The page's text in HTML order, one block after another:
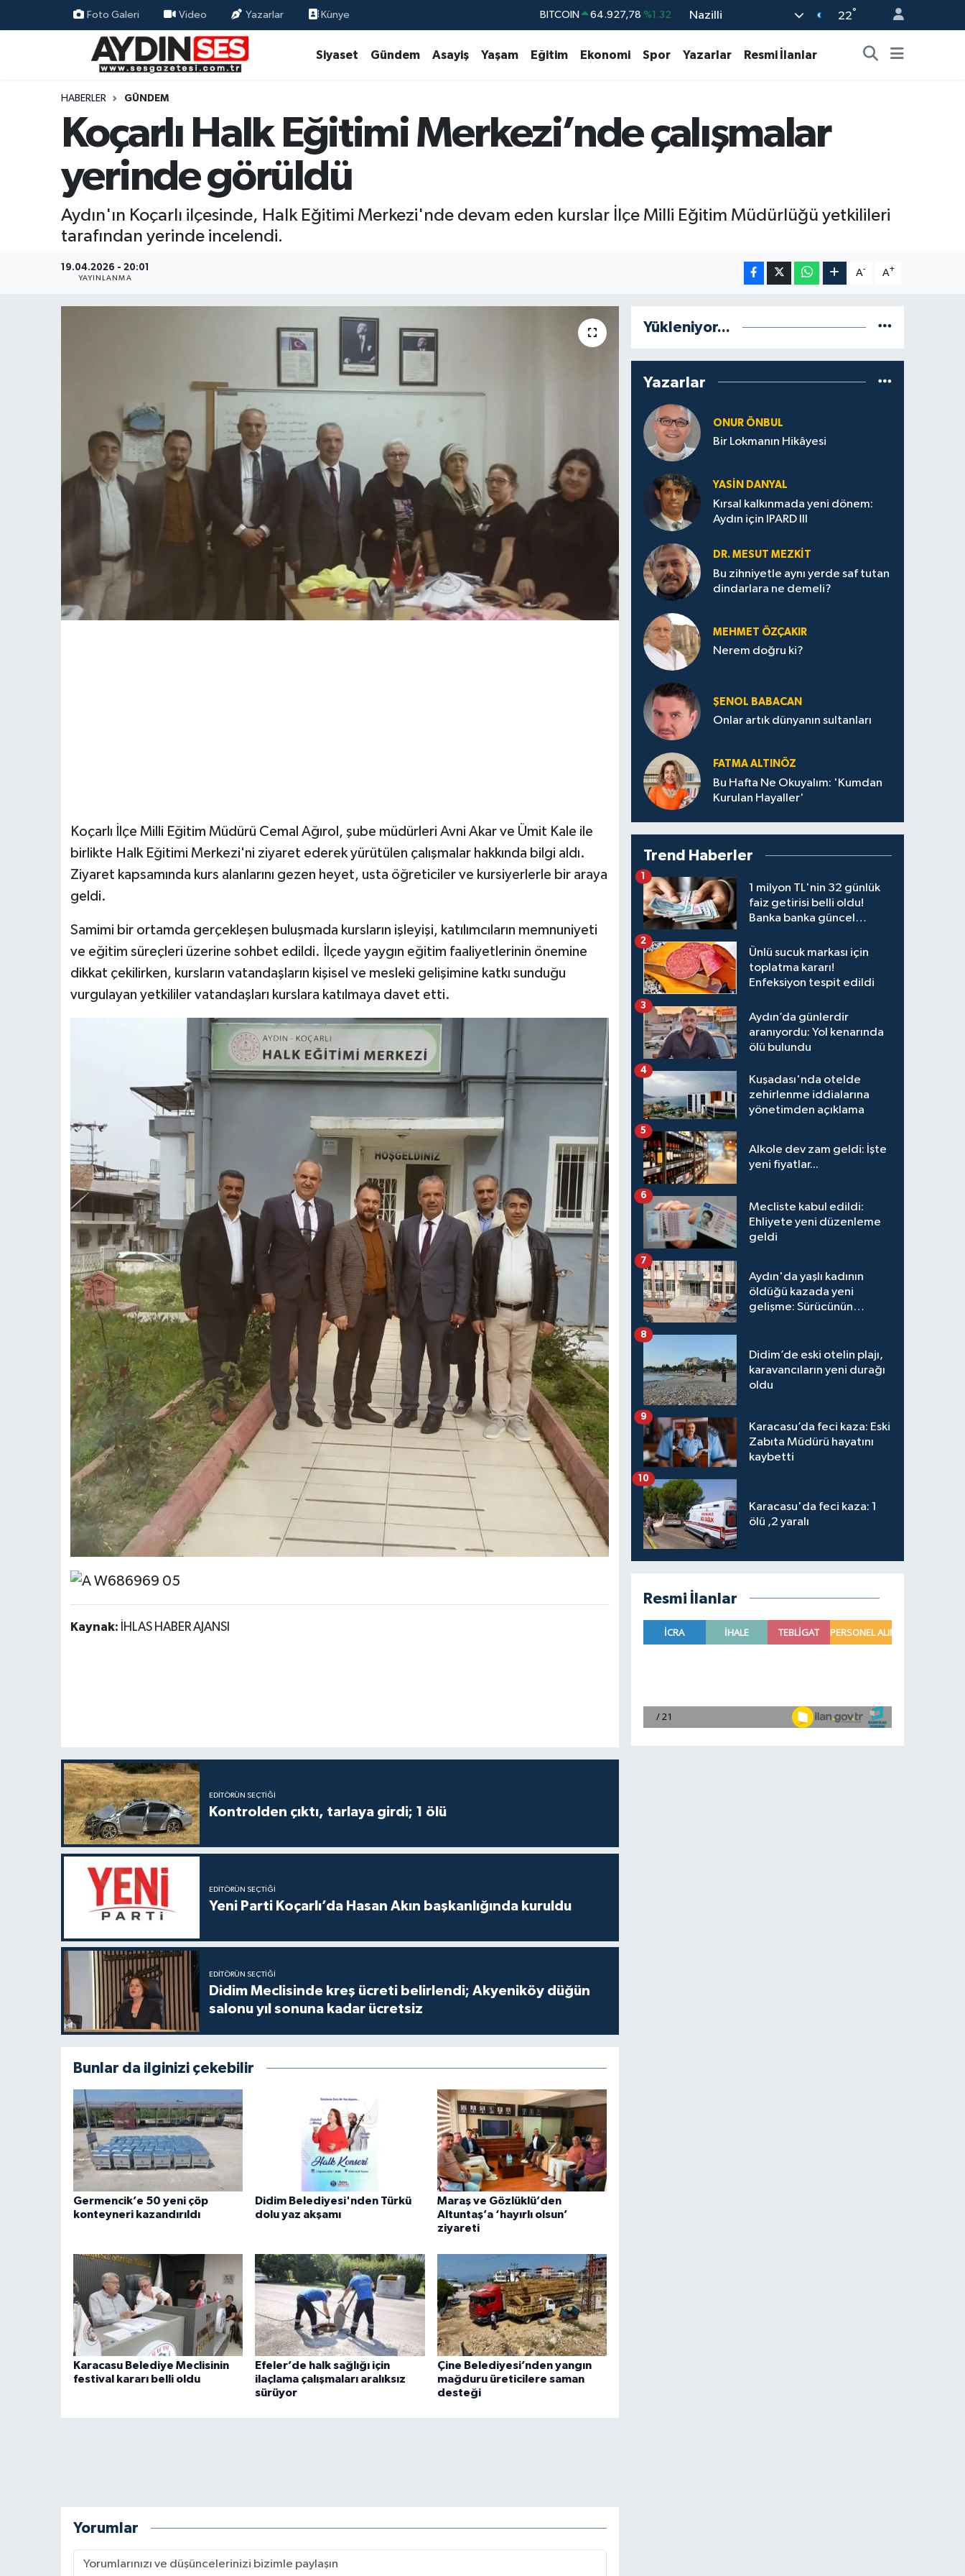
Foto Galeri Video Yazarlar Künye
EURO 55,0398 %-0.02
BİST100 13.703 %11
Nazilli 22°
Siyaset Gündem Asayiş Yaşam Eğitim Ekonomi Spor Yazarlar Resmi İlanlar
HABERLER GÜNDEM
Koçarlı Halk Eğitimi Merkezi’nde çalışmalar
yerinde görüldü
Aydın'ın Koçarlı ilçesinde, Halk Eğitimi Merkezi'nde devam eden kurslar İlçe Milli Eğitim Müdürlüğü yetkilileri
tarafından yerinde incelendi.
19.04.2026 - 20:01
YAYINLANMA
A- A+
Koçarlı İlçe Milli Eğitim Müdürü Cemal Ağırol, şube müdürleri Avni Akar ve Ümit Kale ile
birlikte Halk Eğitimi Merkezi'ni ziyaret ederek yürütülen çalışmalar hakkında bilgi aldı.
Ziyaret kapsamında kurs alanlarını gezen heyet, usta öğreticiler ve kursiyerlerle bir araya
geldi.
Samimi bir ortamda gerçekleşen buluşmada kursların işleyişi, katılımcıların memnuniyeti
ve eğitim süreçleri üzerine sohbet edildi. İlçede yaygın eğitim faaliyetlerinin önemine
dikkat çekilirken, kursların vatandaşların kişisel ve mesleki gelişimine katkı sunduğu
vurgulayan yetkililer vatandaşları kurslara katılmaya davet etti.
Kaynak: İHLAS HABER AJANSI
EDITÖRÜN SEÇTIĞI
Kontrolden çıktı, tarlaya girdi; 1 ölü
EDITÖRÜN SEÇTIĞI
Yeni Parti Koçarlı’da Hasan Akın başkanlığında kuruldu
EDITÖRÜN SEÇTIĞI
Didim Meclisinde kreş ücreti belirlendi; Akyeniköy düğün
salonu yıl sonuna kadar ücretsiz
Bunlar da ilginizi çekebilir
Germencik’e 50 yeni çöp
konteyneri kazandırıldı
Didim Belediyesi'nden Türkü
dolu yaz akşamı
Maraş ve Gözlüklü’den
Altuntaş’a ‘hayırlı olsun’
ziyareti
Karacasu Belediye Meclisinin
festival kararı belli oldu
Efeler’de halk sağlığı için
ilaçlama çalışmaları aralıksız
sürüyor
Çine Belediyesi’nden yangın
mağduru üreticilere saman
desteği
Yorumlar
Yükleniyor...
Yazarlar
ONUR ÖNBUL
Bir Lokmanın Hikâyesi
YASIN DANYAL
Kırsal kalkınmada yeni dönem:
Aydın için IPARD III
DR. MESUT MEZKIT
Bu zihniyetle aynı yerde saf tutan
dindarlara ne demeli?
MEHMET ÖZÇAKIR
Nerem doğru ki?
ŞENOL BABACAN
Onlar artık dünyanın sultanları
FATMA ALTINÖZ
Bu Hafta Ne Okuyalım: 'Kumdan
Kurulan Hayaller'
Trend Haberler
1 milyon TL'nin 32 günlük
faiz getirisi belli oldu!
Banka banka güncel
1
Ünlü sucuk markası için
toplatma kararı!
Enfeksiyon tespit edildi
2
Aydın’da günlerdir
aranıyordu: Yol kenarında
ölü bulundu
3
Kuşadası'nda otelde
zehirlenme iddialarına
yönetimden açıklama
4
Alkole dev zam geldi: İşte
yeni fiyatlar...
5
Mecliste kabul edildi:
Ehliyete yeni düzenleme
geldi
6
Aydın'da yaşlı kadının
öldüğü kazada yeni
gelişme: Sürücünün
7
Didim’de eski otelin plajı,
karavancıların yeni durağı
oldu
8
Karacasu’da feci kaza: Eski
Zabıta Müdürü hayatını
kaybetti
9
Karacasu'da feci kaza: 1
ölü ,2 yaralı
10
Resmi İlanlar
Siyaset
Yaşam
Eğitim
Kültür Sanat
Aydın Nöbetçi Eczaneler
Aydın Hava Durumu
Aydin Namaz Vakitleri
Aydın Trafik Yoğunluk Haritası
Süper Lig Puan Durumu ve Fikstür
Tüm Manşetler
Son Dakika Haberleri